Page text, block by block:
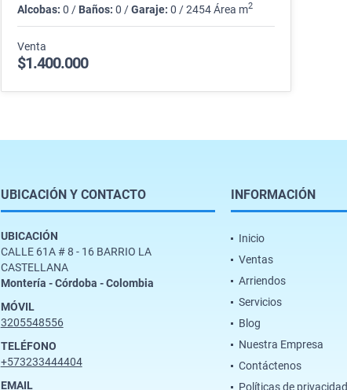
Alcobas: 0 / Baños: 0 /Garaje: 0 / 2454 Área m2
Venta
$1.400.000
UBICACIÓN Y CONTACTO
UBICACIÓN
CALLE 61A # 8 - 16 BARRIO LA
CASTELLANA
Montería - Córdoba - Colombia
MÓVIL
3205548556
TELÉFONO
+573233444404
EMAIL
INFORMACIÓN
Inicio
Ventas
Arriendos
Servicios
Blog
Nuestra Empresa
Contáctenos
Políticas de privacidad